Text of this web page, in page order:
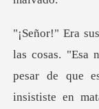
pesar de que
insististe en